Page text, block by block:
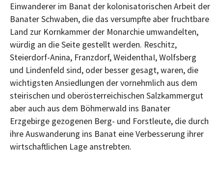
Einwanderer im Banat der kolonisatorischen Arbeit der
Banater Schwaben, die das versumpfte aber fruchtbare
Land zur Kornkammer der Monarchie umwandelten,
würdig an die Seite gestellt werden. Reschitz,
Steierdorf-Anina, Franzdorf, WeidenthaI, Wolfsberg
und Lindenfeld sind, oder besser gesagt, waren, die
wichtigsten Ansiedlungen der vornehmlich aus dem
steirischen und oberösterreichischen Salzkammergut
aber auch aus dem Böhmerwald ins Banater
Erzgebirge gezogenen Berg- und Forstleute, die durch
ihre Auswanderung ins Banat eine Verbesserung ihrer
wirtschaftlichen Lage anstrebten.